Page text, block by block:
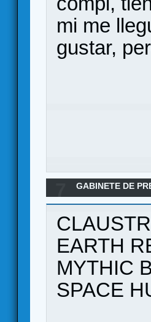
mi me
gustar,
GABINETE DE
Claustrophobia
EARTH
MYTHIC
SPACE